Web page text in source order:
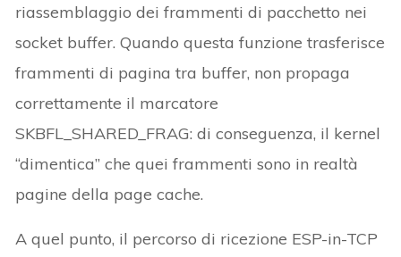
riassemblaggio dei frammenti di pacchetto nei
socket buffer. Quando questa funzione trasferisce
frammenti di pagina tra buffer, non propaga
correttamente il marcatore
SKBFL_SHARED_FRAG: di conseguenza, il kernel
“dimentica” che quei frammenti sono in realtà
pagine della page cache.
A quel punto, il percorso di ricezione ESP-in-TCP